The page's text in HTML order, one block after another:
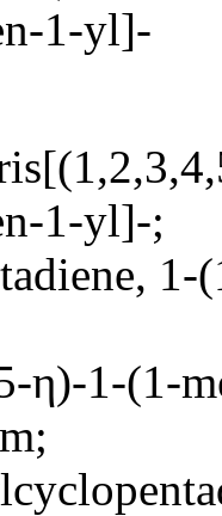
1-yl]-
1-yl]-;
η)-1-(1-